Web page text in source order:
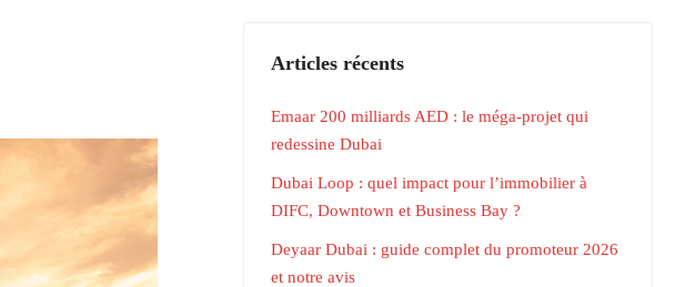
Articles récents
Emaar 200 milliards AED : le méga-projet qui
redessine Dubai
Dubai Loop : quel impact pour l’immobilier à
DIFC, Downtown et Business Bay ?
Deyaar Dubai : guide complet du promoteur 2026
et notre avis